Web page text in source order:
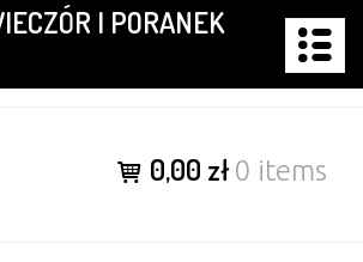
I PORANEK
0,00 zł0 items